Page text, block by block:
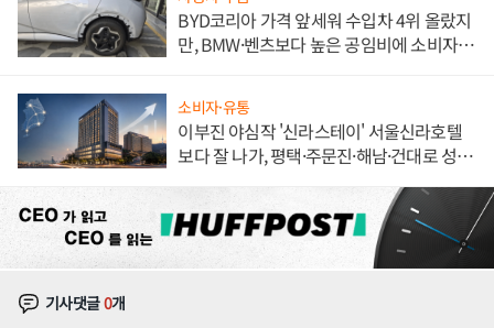
BYD코리아 가격 앞세워 수입차 4위 올랐지
만, BMW·벤츠보다 높은 공임비에 소비자
소비자·유통
이부진 야심작 '신라스테이' 서울신라호텔
보다 잘 나가, 평택·주문진·해남·건대로 성
기사댓글0개